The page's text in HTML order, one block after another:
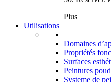
Plus
Utilisations
Domaines
Propriétés
Surfaces
Peintures
Systeme de